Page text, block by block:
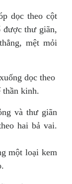
dọc theo cột
được thư giãn,
mệt mỏi
dọc theo
thần kinh.
và thư giãn
hai bả vai.
một loại kem